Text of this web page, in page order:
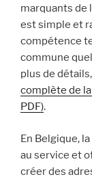
marquants de
est simple et
compétence
commune
plus de
complète de
PDF).
En Belgique,
au service et
créer des